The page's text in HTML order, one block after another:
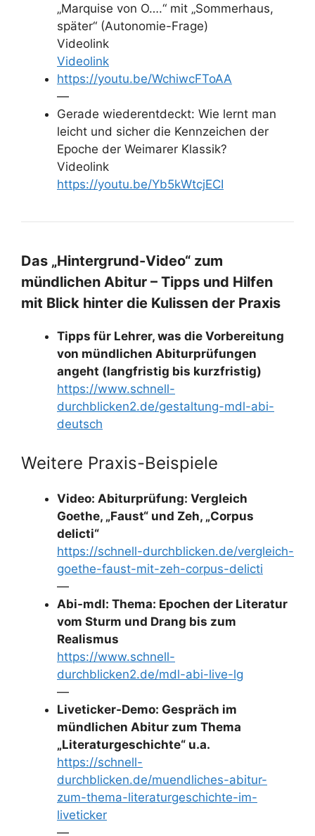
„Marquise von O….“ mit „Sommerhaus,
später“ (Autonomie-Frage)
Videolink
Videolink
https://youtu.be/WchiwcFToAA
—
Gerade wiederentdeckt: Wie lernt man
leicht und sicher die Kennzeichen der
Epoche der Weimarer Klassik?
Videolink
https://youtu.be/Yb5kWtcjECI
Das „Hintergrund-Video“ zum
mündlichen Abitur – Tipps und Hilfen
mit Blick hinter die Kulissen der Praxis
Tipps für Lehrer, was die Vorbereitung
von mündlichen Abiturprüfungen
angeht (langfristig bis kurzfristig)
https://www.schnell-
durchblicken2.de/gestaltung-mdl-abi-
deutsch
Weitere Praxis-Beispiele
Video: Abiturprüfung: Vergleich
Goethe, „Faust“ und Zeh, „Corpus
delicti“
https://schnell-durchblicken.de/vergleich-
goethe-faust-mit-zeh-corpus-delicti
—
Abi-mdl: Thema: Epochen der Literatur
vom Sturm und Drang bis zum
Realismus
https://www.schnell-
durchblicken2.de/mdl-abi-live-lg
—
Liveticker-Demo: Gespräch im
mündlichen Abitur zum Thema
„Literaturgeschichte“ u.a.
https://schnell-
durchblicken.de/muendliches-abitur-
zum-thema-literaturgeschichte-im-
liveticker
—